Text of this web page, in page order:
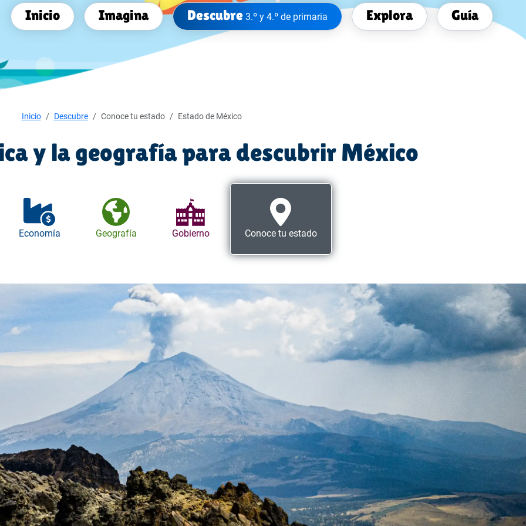
Inicio Imagina Descubre 3.º y 4.º de primaria Explora Guía
Inicio Descubre Conoce tu estado Estado de México
y la geografía para descubrir México
Economía Geografía Gobierno Conoce tu estado